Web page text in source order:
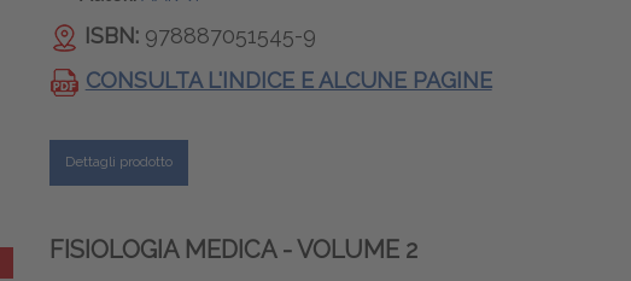
ISBN: 978887051545-9
CONSULTA L'INDICE E ALCUNE PAGINE
Dettagli prodotto
FISIOLOGIA MEDICA - VOLUME 2